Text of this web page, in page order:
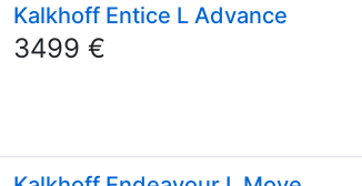
Kalkhoff Entice L Advance
3499 €